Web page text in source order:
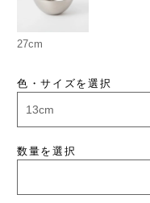
27cm
色・サイズを選択
数量を選択